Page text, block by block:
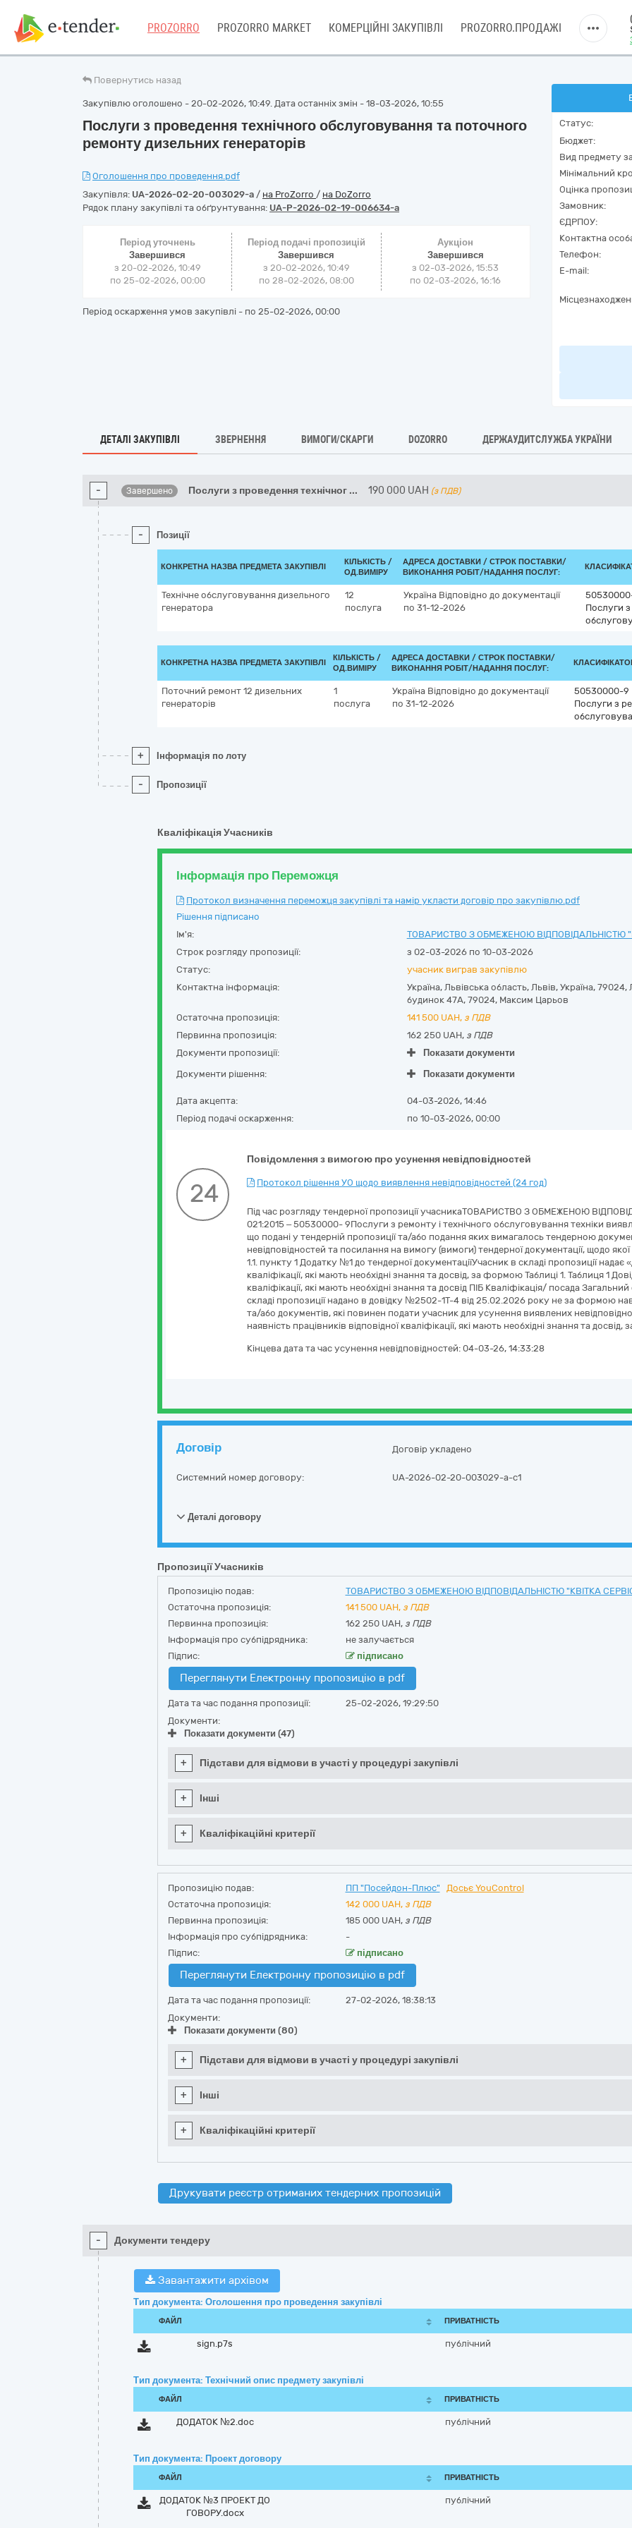
PROZORRO PROZORRO MARKET КОМЕРЦІЙНІ ЗАКУПІВЛІ PROZORRO.ПРОДАЖІ
Повернутись назад
Закупівлю оголошено - 20-02-2026, 10:49. Дата останніх змін - 18-03-2026, 10:55
Послуги з проведення технічного обслуговування та поточного
ремонту дизельних генераторів
Оголошення про проведення.pdf
Закупівля: UA-2026-02-20-003029-a / на ProZorro / на DoZorro
Рядок плану закупівлі та обґрунтування: UA-P-2026-02-19-006634-a
Період уточнень
Завершився
з 20-02-2026, 10:49
по 25-02-2026, 00:00
Період подачі пропозицій
Завершився
з 20-02-2026, 10:49
по 28-02-2026, 08:00
Аукціон
Завершився
з 02-03-2026, 15:53
по 02-03-2026, 16:16
Період оскарження умов закупівлі - по 25-02-2026, 00:00
Статус:
Бюджет:
Вид предмету
Мінімальний
Оцінка
Замовник:
ЄДРПОУ:
Контактна
Телефон:
E-mail:
ДЕТАЛІ ЗАКУПІВЛІ ЗВЕРНЕННЯ ВИМОГИ/СКАРГИ DOZORRO ДЕРЖАУДИТСЛУЖБА УКРАЇНИ
- Завершено Послуги з проведення технічног ... 190 000 UAH (з ПДВ)
- Позиції
КОНКРЕТНА НАЗВА ПРЕДМЕТА ЗАКУПІВЛІ
КІЛЬКІСТЬ /
ОД.ВИМІРУ
АДРЕСА ДОСТАВКИ / СТРОК ПОСТАВКИ/
ВИКОНАННЯ РОБІТ/НАДАННЯ ПОСЛУГ:
Технічне обслуговування дизельного
генератора
12
послуга
Україна Відповідно до документації
по 31-12-2026
Послуги з
КОНКРЕТНА НАЗВА ПРЕДМЕТА ЗАКУПІВЛІ
КІЛЬКІСТЬ /
ОД.ВИМІРУ
АДРЕСА ДОСТАВКИ / СТРОК ПОСТАВКИ/
ВИКОНАННЯ РОБІТ/НАДАННЯ ПОСЛУГ:
Поточний ремонт 12 дизельних
генераторів
1
послуга
Україна Відповідно до документації
по 31-12-2026
50530000-9
Послуги з
+ Інформація по лоту
- Пропозиції
Кваліфікація Учасників
Інформація про Переможця
Протокол визначення переможця закупівлі та намір укласти договір про закупівлю.pdf
Рішення підписано
Ім'я:
ТОВАРИСТВО З ОБМЕЖЕНОЮ ВІДПОВІДАЛЬНІСТЮ
Строк розгляду пропозиції:
з 02-03-2026 по 10-03-2026
Статус:
учасник виграв закупівлю
Контактна інформація:
Україна, Львівська область, Львів, Україна, 79024,
будинок 47А, 79024, Максим Царьов
Остаточна пропозиція:
141 500 UAH, з ПДВ
Первинна пропозиція:
162 250 UAH, з ПДВ
Документи пропозиції:
Показати документи
Документи рішення:
Показати документи
Дата акцепта:
04-03-2026, 14:46
Період подачі оскарження:
по 10-03-2026, 00:00
Повідомлення з вимогою про усунення невідповідностей
24 Протокол рішення УО щодо виявлення невідповідностей (24 год)
Під час розгляду тендерної пропозиції учасникаТОВАРИСТВО З ОБМЕЖЕНОЮ
021:2015 – 50530000- 9Послуги з ремонту і технічного обслуговування техніки
що подані у тендерній пропозиції та/або подання яких вимагалось тендерною
невідповідностей та посилання на вимогу (вимоги) тендерної документації, щодо якої
1.1. пункту 1 Додатку №1 до тендерної документаціїУчасник в складі пропозиції надає
кваліфікації, які мають необхідні знання та досвід, за формою Таблиці 1. Таблиця 1
кваліфікації, які мають необхідні знання та досвід ПІБ Кваліфікація/ посада
складі пропозиції надано в довідку №2502-1Т-4 від 25.02.2026 року не за формою
та/або документів, які повинен подати учасник для усунення виявлених
наявність працівників відповідної кваліфікації, які мають необхідні знання та
Кінцева дата та час усунення невідповідностей: 04-03-26, 14:33:28
Договір Договір укладено
Системний номер договору: UA-2026-02-20-003029-a-c1
Деталі договору
Пропозиції Учасників
Пропозицію подав: ТОВАРИСТВО З ОБМЕЖЕНОЮ ВІДПОВІДАЛЬНІСТЮ "КВІТКА
Остаточна пропозиція:
141 500 UAH, з ПДВ
Первинна пропозиція:
162 250 UAH, з ПДВ
Інформація про субпідрядника:
не залучається
Підпис:
підписано
Переглянути Електронну пропозицію в pdf
Дата та час подання пропозиції:
25-02-2026, 19:29:50
Документи:
Показати документи (47)
+ Підстави для відмови в участі у процедурі закупівлі
+ Інші
+ Кваліфікаційні критерії
Пропозицію подав: ПП "Посейдон-Плюс"
Досьє YouControl
Остаточна пропозиція:
142 000 UAH, з ПДВ
Первинна пропозиція:
185 000 UAH, з ПДВ
Інформація про субпідрядника:
-
Підпис:
підписано
Переглянути Електронну пропозицію в pdf
Дата та час подання пропозиції:
27-02-2026, 18:38:13
Документи:
Показати документи (80)
+ Підстави для відмови в участі у процедурі закупівлі
+ Інші
+ Кваліфікаційні критерії
Друкувати реєстр отриманих тендерних пропозицій
- Документи тендеру
Завантажити архівом
Тип документа: Оголошення про проведення закупівлі
ФАЙЛ ПРИВАТНІСТЬ
sign.p7s публічний
Тип документа: Технічний опис предмету закупівлі
ФАЙЛ ПРИВАТНІСТЬ
ДОДАТОК №2.doc публічний
Тип документа: Проект договору
ФАЙЛ ПРИВАТНІСТЬ
ДОДАТОК №3 ПРОЕКТ ДО
ГОВОРУ.docx
публічний